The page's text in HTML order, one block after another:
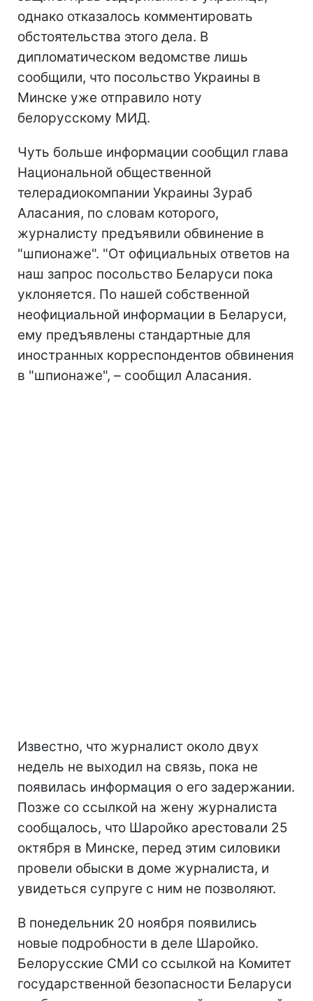
однако отказалось комментировать
обстоятельства этого дела. В
дипломатическом ведомстве лишь
сообщили, что посольство Украины в
Минске уже отправило ноту
белорусскому МИД.
Чуть больше информации сообщил глава
Национальной общественной
телерадиокомпании Украины Зураб
Аласания, по словам которого,
журналисту предъявили обвинение в
"шпионаже". "От официальных ответов на
наш запрос посольство Беларуси пока
уклоняется. По нашей собственной
неофициальной информации в Беларуси,
ему предъявлены стандартные для
иностранных корреспондентов обвинения
в "шпионаже", – сообщил Аласания.
Известно, что журналист около двух
недель не выходил на связь, пока не
появилась информация о его задержании.
Позже со ссылкой на жену журналиста
сообщалось, что Шаройко арестовали 25
октября в Минске, перед этим силовики
провели обыски в доме журналиста, и
увидеться супруге с ним не позволяют.
В понедельник 20 ноября появились
новые подробности в деле Шаройко.
Белорусские СМИ со ссылкой на Комитет
государственной безопасности Беларуси